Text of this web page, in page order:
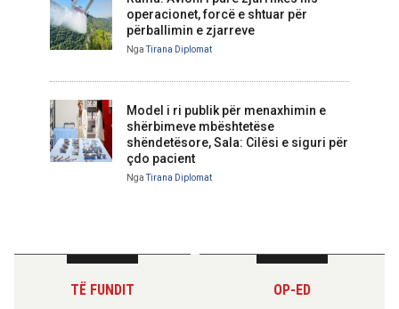
operacionet, forcë e shtuar për
përballimin e zjarreve
NgaTirana Diplomat
Model i ri publik për menaxhimin e
shërbimeve mbështetëse
shëndetësore, Sala: Cilësi e siguri për
çdo pacient
NgaTirana Diplomat
TË FUNDIT OP-ED